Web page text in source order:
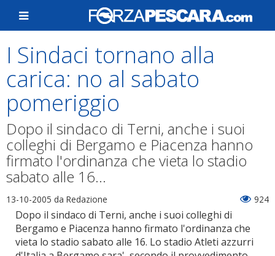
I Sindaci tornano alla
carica: no al sabato
pomeriggio
Dopo il sindaco di Terni, anche i suoi
colleghi di Bergamo e Piacenza hanno
firmato l'ordinanza che vieta lo stadio
sabato alle 16...
13-10-2005 da Redazione 924
Dopo il sindaco di Terni, anche i suoi colleghi di
Bergamo e Piacenza hanno firmato l'ordinanza che
vieta lo stadio sabato alle 16. Lo stadio Atleti azzurri